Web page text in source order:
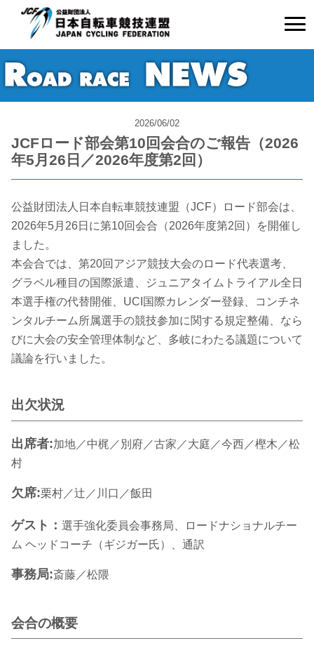
2026/06/02
JCFロード部会第10回会合のご報告（2026
年5月26日／2026年度第2回）
公益財団法人日本自転車競技連盟（JCF）ロード部会は、
2026年5月26日に第10回会合（2026年度第2回）を開催し
ました。
本会合では、第20回アジア競技大会のロード代表選考、
グラベル種目の国際派遣、ジュニアタイムトライアル全日
本選手権の代替開催、UCI国際カレンダー登録、コンチネ
ンタルチーム所属選手の競技参加に関する規定整備、なら
びに大会の安全管理体制など、多岐にわたる議題について
議論を行いました。
出欠状況
出席者:加地／中梶／別府／古家／大庭／今西／樫木／松
村
欠席:栗村／辻／川口／飯田
ゲスト： 選手強化委員会事務局、ロードナショナルチー
ム ヘッドコーチ（ギジガー氏）、通訳
事務局:斎藤／松隈
会合の概要